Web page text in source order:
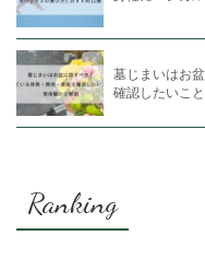
墓じまいはお
確認したいこ
Ranking